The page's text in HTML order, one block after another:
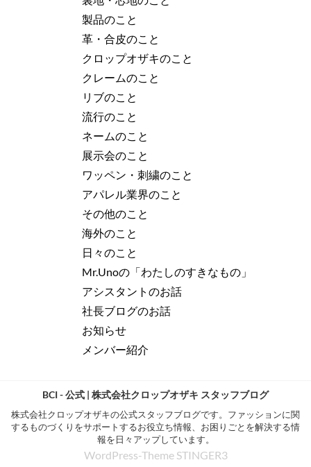
製品のこと
革・合皮のこと
クロップオザキのこと
クレームのこと
リブのこと
流行のこと
ネームのこと
展示会のこと
ワッペン・刺繍のこと
アパレル業界のこと
その他のこと
海外のこと
日々のこと
Mr.Unoの「わたしのすきなもの」
アシスタントのお話
社長ブログのお話
お知らせ
メンバー紹介
BCI - 公式 | 株式会社クロップオザキ スタッフブログ
株式会社クロップオザキの公式スタッフブログです。ファッションに関
するものづくりをサポートするお役立ち情報、お困りごとを解決する情
報を日々アップしています。
WordPress-Theme STINGER3